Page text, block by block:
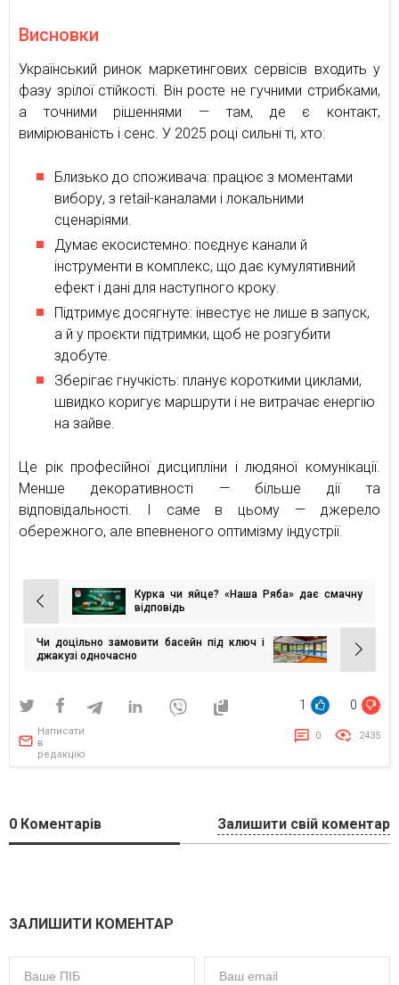
Висновки
Український ринок маркетингових сервісів входить у
фазу зрілої стійкості. Він росте не гучними стрибками,
а точними рішеннями — там, де є контакт,
вимірюваність і сенс. У 2025 році сильні ті, хто:
Близько до споживача: працює з моментами
вибору, з retail-каналами і локальними
сценаріями.
Думає екосистемно: поєднує канали й
інструменти в комплекс, що дає кумулятивний
ефект і дані для наступного кроку.
Підтримує досягнуте: інвестує не лише в запуск,
а й у проєкти підтримки, щоб не розгубити
здобуте.
Зберігає гнучкість: планує короткими циклами,
швидко коригує маршрути і не витрачає енергію
на зайве.
Це рік професійної дисципліни і людяної комунікації.
Менше декоративності — більше дії та
відповідальності. І саме в цьому — джерело
обережного, але впевненого оптимізму індустрії.
Навігація
записів
Курка чи яйце? «Наша Ряба» дає смачну
відповідь
Чи доцільно замовити басейн під ключ і
джакузі одночасно
1 0
Написати
в
редакцію
0 2435
0 Коментарів Залишити свій коментар
ЗАЛИШИТИ КОМЕНТАР